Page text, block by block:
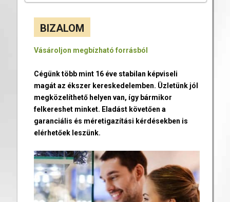
BIZALOM
Vásároljon megbízható forrásból
Cégünk több mint 16 éve stabilan képviseli
magát az ékszer kereskedelemben. Üzletünk jól
megközelíthető helyen van, így bármikor
felkereshet minket. Eladást követően a
garanciális és méretigazítási kérdésekben is
elérhetőek leszünk.